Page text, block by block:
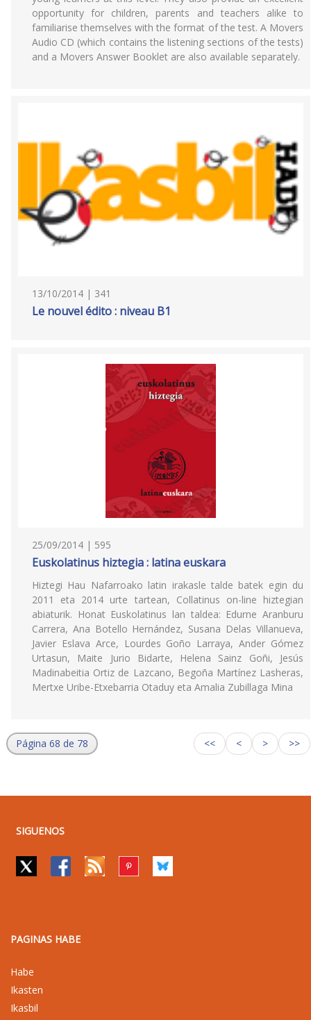
opportunity for children, parents and teachers alike to
familiarise themselves with the format of the test. A Movers
Audio CD (which contains the listening sections of the tests)
and a Movers Answer Booklet are also available separately.
13/10/2014 | 341
Le nouvel édito : niveau B1
25/09/2014 | 595
Euskolatinus hiztegia : latina euskara
Hiztegi Hau Nafarroako latin irakasle talde batek egin du
2011 eta 2014 urte tartean, Collatinus on-line hiztegian
abiaturik. Honat Euskolatinus lan taldea: Edurne Aranburu
Carrera, Ana Botello Hernández, Susana Delas Villanueva,
Javier Eslava Arce, Lourdes Goño Larraya, Ander Gómez
Urtasun, Maite Jurio Bidarte, Helena Sainz Goñi, Jesús
Madinabeitia Ortiz de Lazcano, Begoña Martínez Lasheras,
Mertxe Uribe-Etxebarria Otaduy eta Amalia Zubillaga Mina
Página 68 de 78 << < > >>
SIGUENOS
PAGINAS HABE
Habe
Ikasten
Ikasbil